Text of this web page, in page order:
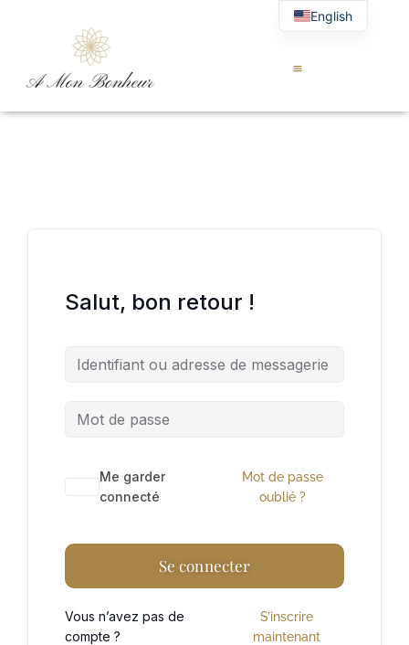
Salut, bon retour !
e
a
Me garder
connecté
Mot de passe
oublié ?
Se connecter
Vous n’avez pas de
compte ?
S’inscrire
maintenant
English